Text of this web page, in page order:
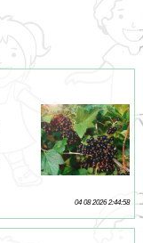
04 08 2026 2:44:58